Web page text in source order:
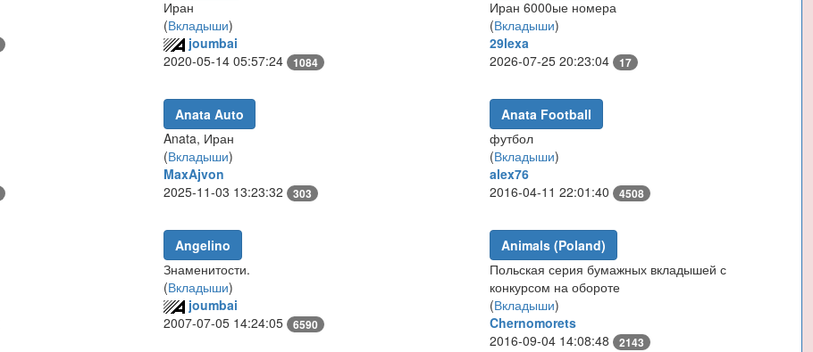
Иран
(Вкладыши)
joumbai
2020-05-14 05:57:24 1084
Иран 6000ые номера
(Вкладыши)
29lexa
2026-07-25 20:23:04
17
Anata Auto
Anata, Иран
(Вкладыши)
MaxAjvon
2025-11-03 13:23:32 303
Anata Football
футбол
(Вкладыши)
alex76
2016-04-11 22:01:40
4508
Angelino
Знаменитости.
(Вкладыши)
joumbai
2007-07-05 14:24:05 6590
Animals (Poland)
Польская серия бумажных вкладышей с
конкурсом на обороте
(Вкладыши)
Chernomorets
2016-09-04 14:08:48
2143